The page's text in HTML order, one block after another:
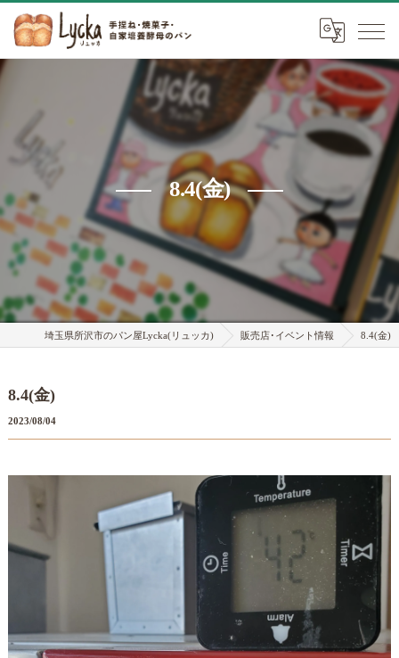
8.4(金)
埼玉県所沢市のパン屋Lycka(リュッカ) 販売店･イベント情報 8.4(金)
8.4(金)
2023/08/04